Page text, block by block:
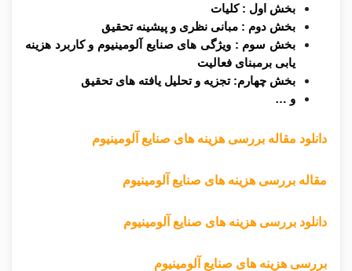
بخش اول : کلیات
بخش دوم : مبانی نظری و پیشینه تحقیق
بخش سوم : ویژگی های صنایع آلومینیوم و کاربرد هزینه‌
یابی برمبنای فعالیت
بخش چهارم: تجزیه و تحلیل یافته‌ های تحقیق
و …
دانلود مقاله بررسی هزینه های صنایع آلومینیوم
مقاله بررسی هزینه های صنایع آلومینیوم
دانلود بررسی هزینه های صنایع آلومینیوم
بررسی هزینه های صنایع آلومینیوم